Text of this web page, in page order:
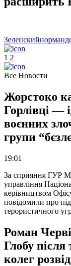
Зеленский
1 2
Все Новости
Жорстоко
Горлівці —
воєнних
групи
19:01
За сприяння ГУР
управління
керівництвом
повідомили про
терористичного
Роман
Глобу після
колег